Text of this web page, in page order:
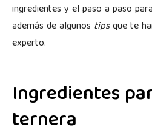
ingredientes y el paso a paso
además de algunos tipsque te
experto.
Ingredientes